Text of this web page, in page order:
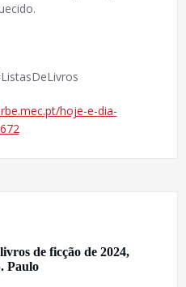
hoje-e-dia-
de ficção de 2024,
Paulo